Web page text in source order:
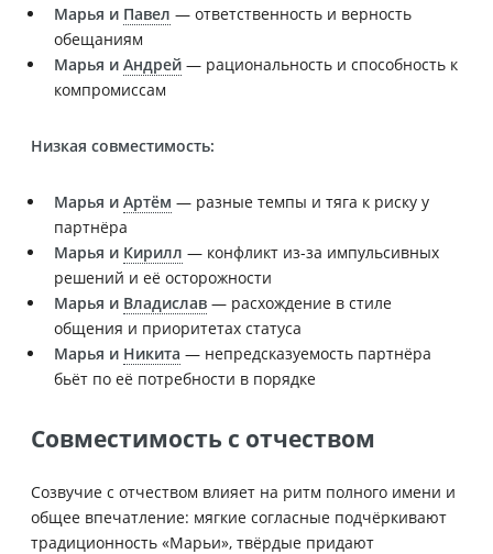
Марья и Павел — ответственность и верность
обещаниям
Марья и Андрей — рациональность и способность к
компромиссам
Низкая совместимость:
Марья и Артём — разные темпы и тяга к риску у
партнёра
Марья и Кирилл — конфликт из-за импульсивных
решений и её осторожности
Марья и Владислав — расхождение в стиле
общения и приоритетах статуса
Марья и Никита — непредсказуемость партнёра
бьёт по её потребности в порядке
Совместимость с отчеством
Созвучие с отчеством влияет на ритм полного имени и
общее впечатление: мягкие согласные подчёркивают
традиционность «Марьи», твёрдые придают